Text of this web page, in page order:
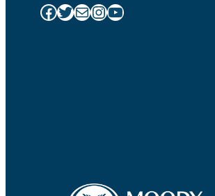
Facebook Twitter Correo electrónico InstagramYouTube